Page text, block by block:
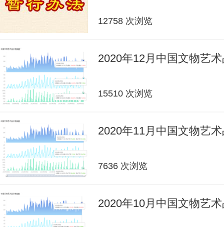
12758 次浏览
2020年12月中国文物艺
15510 次浏览
2020年11月中国文物艺
7636 次浏览
2020年10月中国文物艺